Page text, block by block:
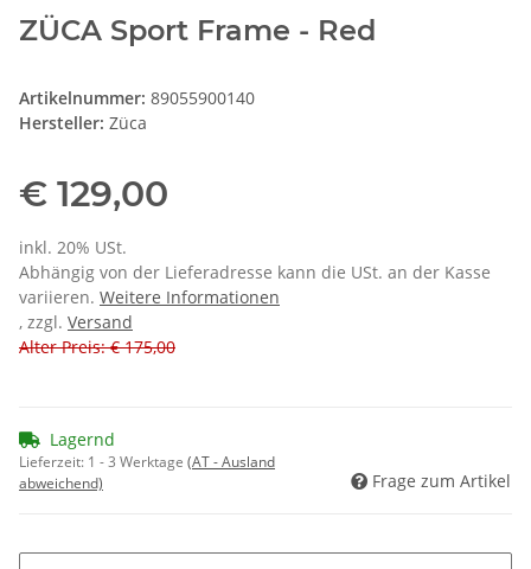
ZÜCA Sport Frame - Red
Artikelnummer: 89055900140
Hersteller: Züca
€ 129,00
inkl. 20% USt.
Abhängig von der Lieferadresse kann die USt. an der Kasse
variieren. Weitere Informationen
, zzgl. Versand
Alter Preis: € 175,00
Lagernd
Lieferzeit: 1 - 3 Werktage (AT - Ausland
abweichend)
Frage zum Artikel